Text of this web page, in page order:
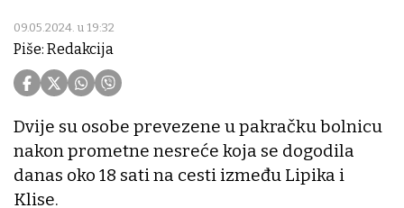
09.05.2024. u 19:32
Piše: Redakcija
Dvije su osobe prevezene u pakračku bolnicu
nakon prometne nesreće koja se dogodila
danas oko 18 sati na cesti između Lipika i
Klise.